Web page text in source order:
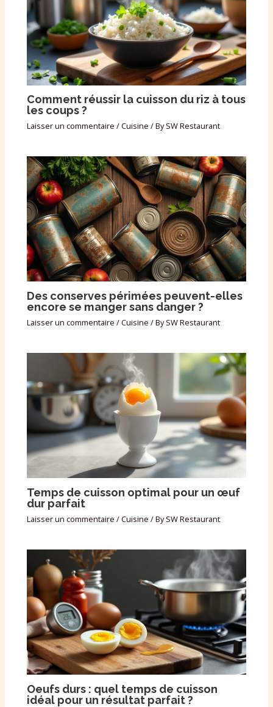
Comment réussir la cuisson du riz à tous
les coups ?
Laisser un commentaire /Cuisine / BySW Restaurant
Des conserves périmées peuvent-elles
encore se manger sans danger ?
Laisser un commentaire /Cuisine / BySW Restaurant
Temps de cuisson optimal pour un œuf
dur parfait
Laisser un commentaire /Cuisine / BySW Restaurant
Oeufs durs : quel temps de cuisson
idéal pour un résultat parfait ?